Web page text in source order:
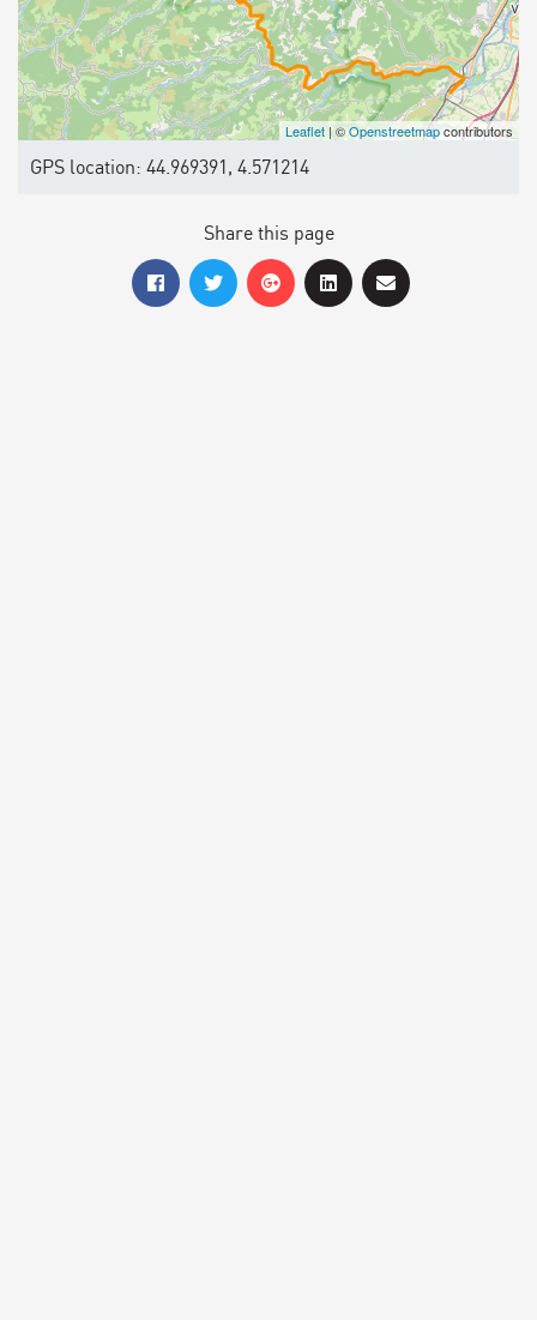
Leaflet | ©Openstreetmapcontributors
GPS location: 44.969391, 4.571214
Share this page